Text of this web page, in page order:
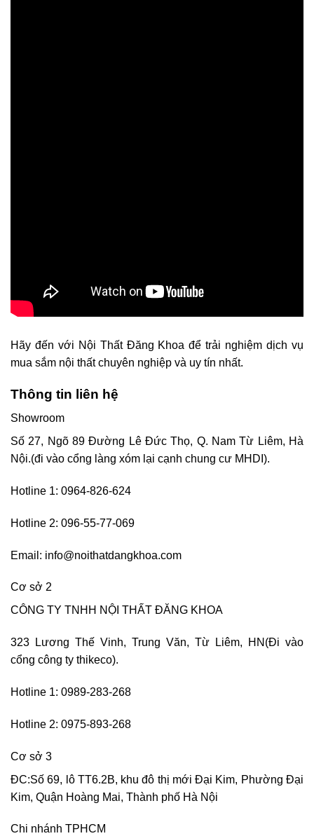
Hãy đến với Nội Thất Đăng Khoa để trải nghiệm dịch vụ
mua sắm nội thất chuyên nghiệp và uy tín nhất.
Thông tin liên hệ
Showroom
Số 27, Ngõ 89 Đường Lê Đức Thọ, Q. Nam Từ Liêm, Hà
Nội.(đi vào cổng làng xóm lại cạnh chung cư MHDI).
Hotline 1: 0964-826-624
Hotline 2: 096-55-77-069
Email: info@noithatdangkhoa.com
Cơ sở 2
CÔNG TY TNHH NỘI THẤT ĐĂNG KHOA
323 Lương Thế Vinh, Trung Văn, Từ Liêm, HN(Đi vào
cổng công ty thikeco).
Hotline 1: 0989-283-268
Hotline 2: 0975-893-268
Cơ sở 3
ĐC:Số 69, lô TT6.2B, khu đô thị mới Đại Kim, Phường Đại
Kim, Quận Hoàng Mai, Thành phố Hà Nội
Chi nhánh TPHCM